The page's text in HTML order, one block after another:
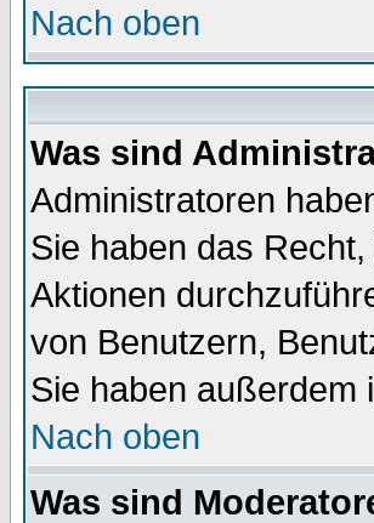
Nach oben
Was sind
Administratoren
Sie haben das
Aktionen
von Benutzern,
Sie haben außerdem
Nach oben
Was sind